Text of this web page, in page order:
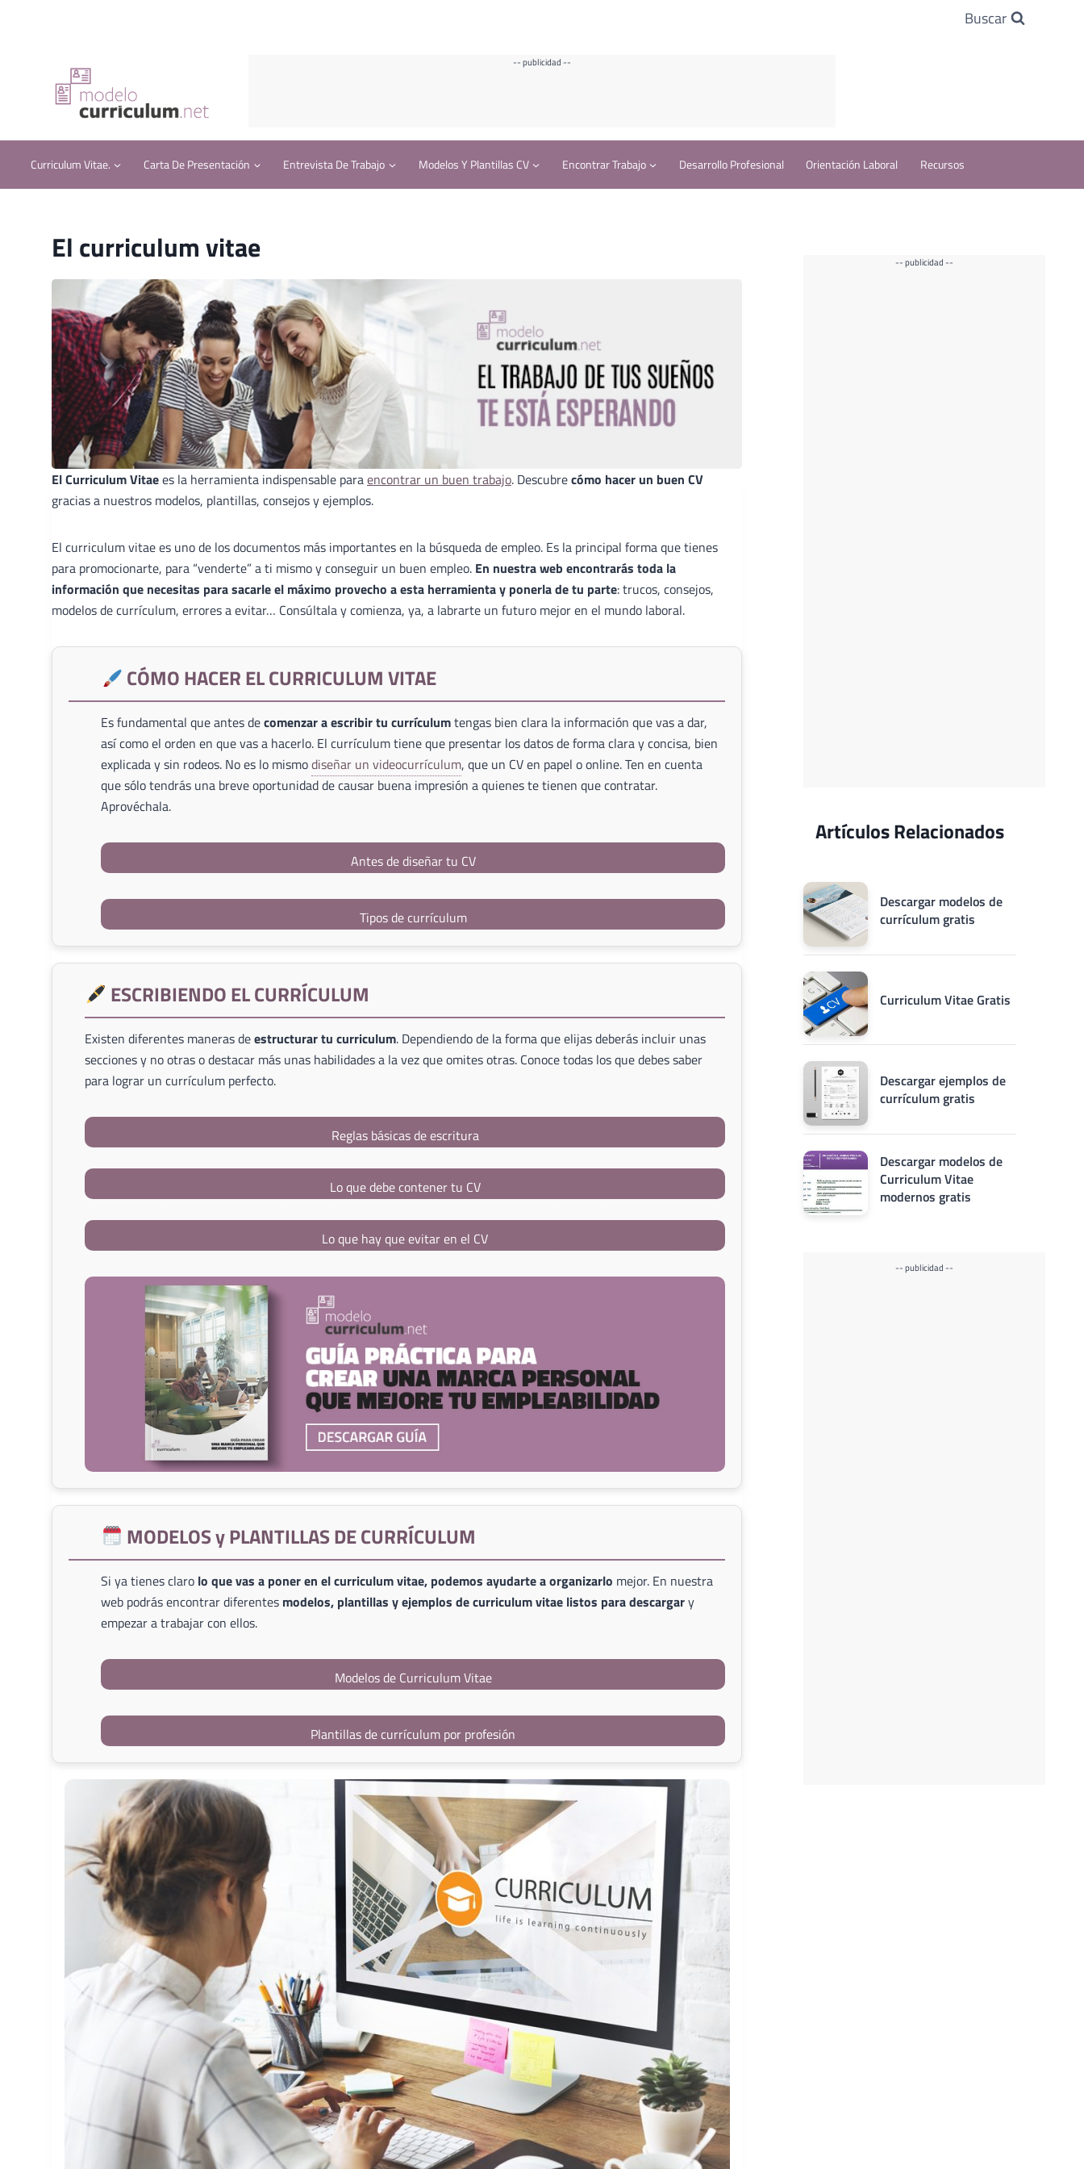
Buscar
-- publicidad --
Curriculum Vitae. Carta De Presentación Entrevista De Trabajo Modelos Y Plantillas CV Encontrar Trabajo Desarrollo Profesional Orientación Laboral Recursos
El curriculum vitae
El Curriculum Vitaees la herramienta indispensable paraencontrar un buen trabajo. Descubrecómo hacer un buen CV
gracias a nuestros modelos, plantillas, consejos y ejemplos.
El curriculum vitae es uno de los documentos más importantes en la búsqueda de empleo. Es la principal forma que tienes
para promocionarte, para “venderte” a ti mismo y conseguir un buen empleo. En nuestra web encontrarás toda la
información que necesitas para sacarle el máximo provecho a esta herramienta y ponerla de tu parte: trucos, consejos,
modelos de currículum, errores a evitar… Consúltala y comienza, ya, a labrarte un futuro mejor en el mundo laboral.
CÓMO HACER EL CURRICULUM VITAE
Es fundamental que antes decomenzar a escribir tu currículumtengas bien clara la información que vas a dar,
así como el orden en que vas a hacerlo. El currículum tiene que presentar los datos de forma clara y concisa, bien
explicada y sin rodeos. No es lo mismodiseñar un videocurrículum, que un CV en papel o online. Ten en cuenta
que sólo tendrás una breve oportunidad de causar buena impresión a quienes te tienen que contratar.
Aprovéchala.
Antes de diseñar tu CV
Tipos de currículum
ESCRIBIENDO EL CURRÍCULUM
Existen diferentes maneras deestructurar tu curriculum. Dependiendo de la forma que elijas deberás incluir unas
secciones y no otras o destacar más unas habilidades a la vez que omites otras. Conoce todas los que debes saber
para lograr un currículum perfecto.
Reglas básicas de escritura
Lo que debe contener tu CV
Lo que hay que evitar en el CV
MODELOS y PLANTILLAS DE CURRÍCULUM
Si ya tienes claro lo que vas a poner en el curriculum vitae, podemos ayudarte a organizarlo mejor. En nuestra
web podrás encontrar diferentes modelos, plantillas y ejemplos de curriculum vitae listos para descargary
empezar a trabajar con ellos.
Modelos de Curriculum Vitae
Plantillas de currículum por profesión
-- publicidad --
Artículos Relacionados
Descargar modelos de
currículum gratis
Curriculum Vitae Gratis
Descargar ejemplos de
currículum gratis
Descargar modelos de
Curriculum Vitae
modernos gratis
-- publicidad --